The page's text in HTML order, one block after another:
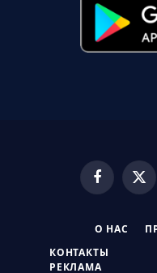
Facebook
X
О НАС
КОНТАКТЫ
РЕКЛАМА